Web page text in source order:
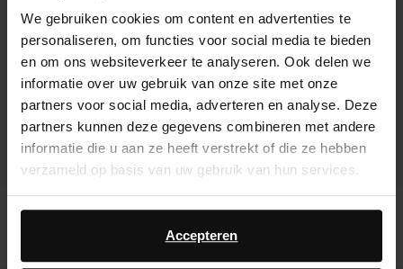
We gebruiken cookies om content en advertenties te
personaliseren, om functies voor social media te bieden
en om ons websiteverkeer te analyseren. Ook delen we
informatie over uw gebruik van onze site met onze
partners voor social media, adverteren en analyse. Deze
partners kunnen deze gegevens combineren met andere
informatie die u aan ze heeft verstrekt of die ze hebben
verzameld op basis van uw gebruik van hun services.
Daarnaast werken wij samen met Google voor
advertentie- en meetdoeleinden. Meer informatie over
hoe Google uw persoonsgegevens gebruikt, vindt u op
Accepteren
Zwarte suède western enkellaarsjes
Bruine suède cowboylaarzen met
60.00